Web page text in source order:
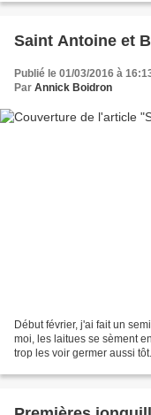
Saint Antoine et
Publié le 01/03/2016 à
Par Annick Boidron
Début février, j'ai fait un
moi, les laitues se sèment
trop les voir germer aussi